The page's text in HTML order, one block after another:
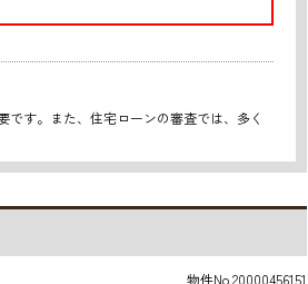
す。また、住宅ローンの審査では、多く
物件No.20000456151